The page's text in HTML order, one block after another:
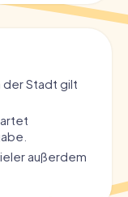
der Stadt gilt
außerdem